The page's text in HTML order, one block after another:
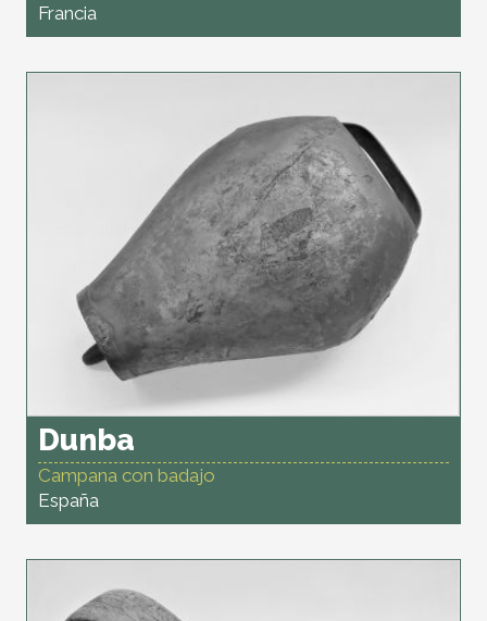
Francia
Dunba
Campana con badajo
España